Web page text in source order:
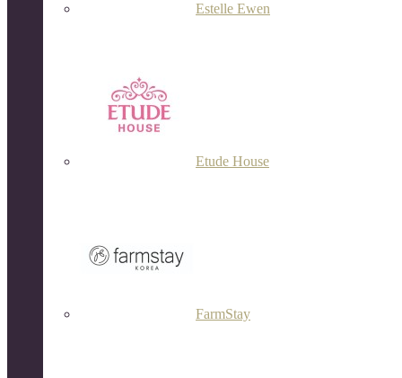
Estelle Ewen
Etude House
FarmStay